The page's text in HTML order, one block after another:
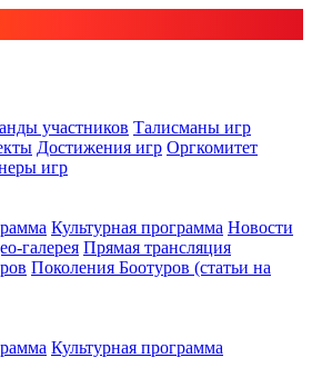
участников Талисманы игр
Достижения игр Оргкомитет
игр
Культурная программа Новости
галерея Прямая трансляция
Поколения Боотуров (статьи на
Культурная программа